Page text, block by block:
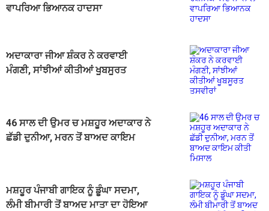
ਵਾਪਰਿਆ ਭਿਆਨਕ ਹਾਦਸਾ
ਅਦਾਕਾਰਾ ਜੀਆ ਸ਼ੰਕਰ ਨੇ ਕਰਵਾਈ
ਮੰਗਣੀ, ਸਾਂਝੀਆਂ ਕੀਤੀਆਂ ਖੂਬਸੂਰਤ
46 ਸਾਲ ਦੀ ਉਮਰ ਚ ਮਸ਼ਹੂਰ ਅਦਾਕਾਰ ਨੇ
ਛੱਡੀ ਦੁਨੀਆ, ਮਰਨ ਤੋਂ ਬਾਅਦ ਕਾਇਮ
ਮਸ਼ਹੂਰ ਪੰਜਾਬੀ ਗਾਇਕ ਨੂੰ ਡੂੰਘਾ ਸਦਮਾ,
ਲੰਮੀ ਬੀਮਾਰੀ ਤੋਂ ਬਾਅਦ ਮਾਤਾ ਦਾ ਹੋਇਆ